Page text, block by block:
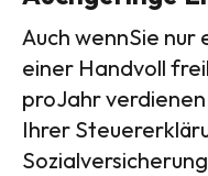
Auch wennSie nur
einer Handvoll
proJahr
Ihrer